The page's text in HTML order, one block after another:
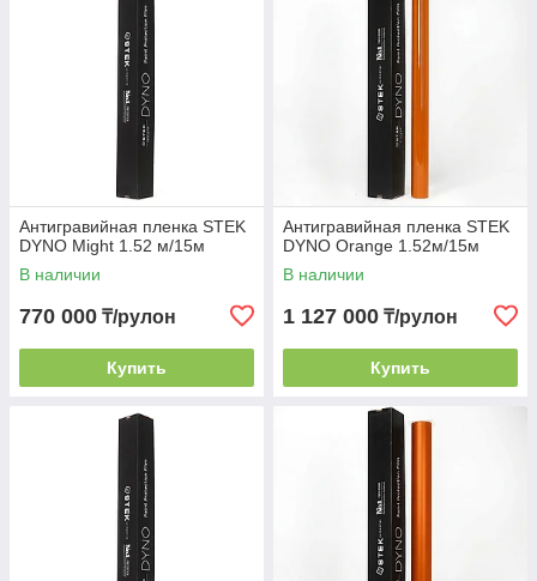
Антигравийная пленка STEK
DYNO Might 1.52 м/15м
В наличии
770 000 ₸/рулон
Купить
Антигравийная пленка STEK
DYNO Orange 1.52м/15м
В наличии
1 127 000 ₸/рулон
Купить